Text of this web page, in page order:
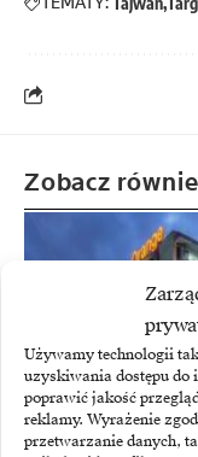
Używamy technologii
uzyskiwania dostępu
poprawić jakość
reklamy. Wyrażenie
przetwarzanie danych,
Zobacz